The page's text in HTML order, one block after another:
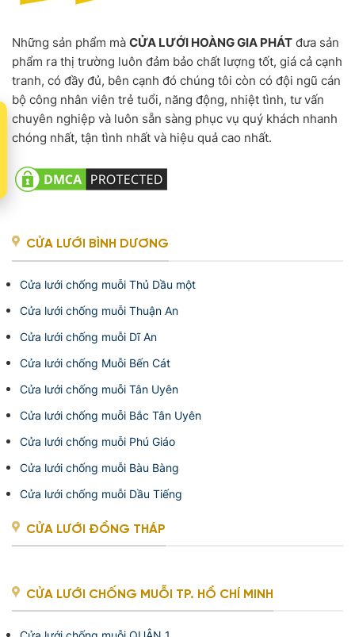
Những sản phẩm mà CỬA LƯỚI HOÀNG GIA PHÁT đưa sản
phẩm ra thị trường luôn đảm bảo chất lượng tốt, giá cả cạnh
tranh, có đầy đủ, bên cạnh đó chúng tôi còn có đội ngũ cán
bộ công nhân viên trẻ tuổi, năng động, nhiệt tình, tư vấn
chuyên nghiệp và luôn sẵn sàng phục vụ quý khách nhanh
chóng nhất, tận tình nhất và hiệu quả cao nhất.
CỬA LƯỚI BÌNH DƯƠNG
Cửa lưới chống muỗi Thủ Dầu một
Cửa lưới chống muỗi Thuận An
Cửa lưới chống muỗi Dĩ An
Cửa lưới chống Muỗi Bến Cát
Cửa lưới chống muỗi Tân Uyên
Cửa lưới chống muỗi Bắc Tân Uyên
Cửa lưới chống muỗi Phú Giáo
Cửa lưới chống muỗi Bàu Bàng
Cửa lưới chống muỗi Dầu Tiếng
CỬA LƯỚI ĐỒNG THÁP
CỬA LƯỚI CHỐNG MUỖI TP. HỒ CHÍ MINH